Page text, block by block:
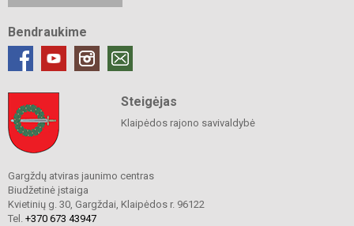
Bendraukime
Steigėjas
Klaipėdos rajono savivaldybė
Gargždų atviras jaunimo centras
Biudžetinė įstaiga
Kvietinių g. 30, Gargždai, Klaipėdos r. 96122
Tel. +370 673 43947